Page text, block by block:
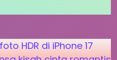
HDR di iPhone 17